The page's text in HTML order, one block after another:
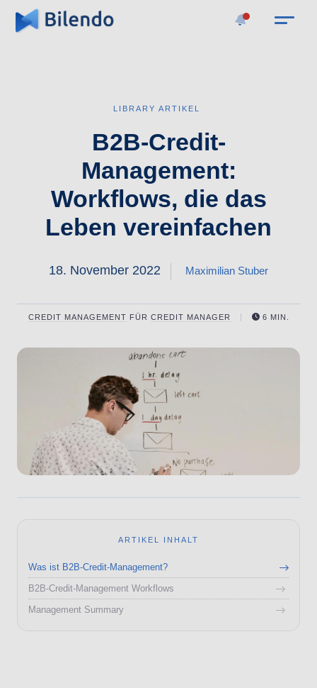
LIBRARY ARTIKEL
B2B-Credit-
Management:
Workflows, die das
Leben vereinfachen
18. November 2022 Maximilian Stuber
CREDIT MANAGEMENT FÜR CREDIT MANAGER 6 MIN.
ARTIKEL INHALT
Was ist B2B-Credit-Management?
B2B-Credit-Management Workflows
Management Summary